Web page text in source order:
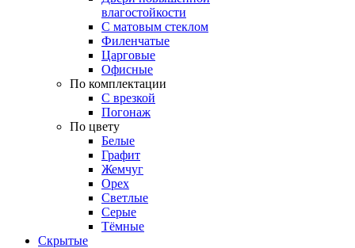
влагостойкости
С матовым стеклом
Филенчатые
Царговые
Офисные
По комплектации
С врезкой
Погонаж
По цвету
Белые
Графит
Жемчуг
Орех
Светлые
Серые
Тёмные
Скрытые